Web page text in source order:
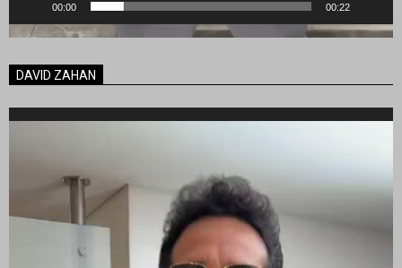
00:00 00:22
DAVID ZAHAN
Reproductor